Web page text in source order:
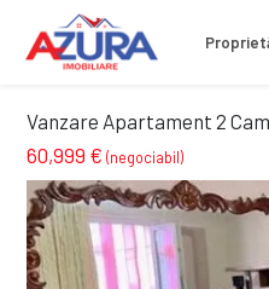
Vanzare Apartament 2
60,999 € (negociabil)